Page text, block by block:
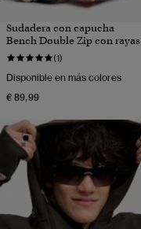
Sudadera con capucha
Bench Double Zip con rayas
(1)
Disponible en más colores
€ 89,99